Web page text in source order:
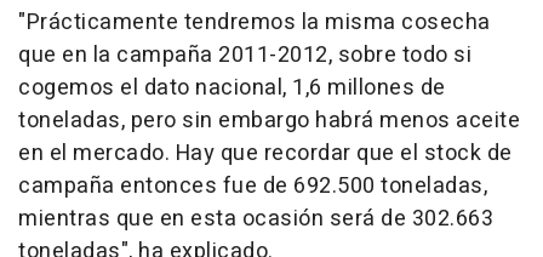
"Prácticamente tendremos la misma cosecha
que en la campaña 2011-2012, sobre todo si
cogemos el dato nacional, 1,6 millones de
toneladas, pero sin embargo habrá menos aceite
en el mercado. Hay que recordar que el stock de
campaña entonces fue de 692.500 toneladas,
mientras que en esta ocasión será de 302.663